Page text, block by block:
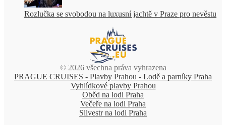
Rozlučka se svobodou na luxusní jachtě v Praze pro nevěstu
© 2026 všechna práva vyhrazena
PRAGUE CRUISES - Plavby Prahou - Lodě a parníky Praha
Vyhlídkové plavby Prahou
Oběd na lodi Praha
Večeře na lodi Praha
Silvestr na lodi Praha